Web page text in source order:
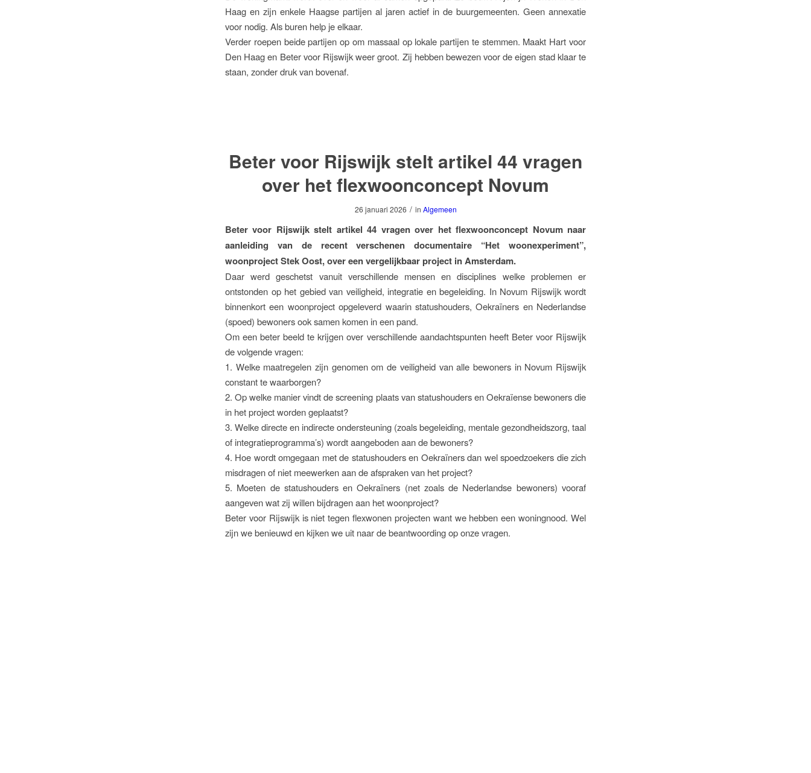
Haag en zijn enkele Haagse partijen al jaren actief in de buurgemeenten. Geen annexatie
voor nodig. Als buren help je elkaar.
Verder roepen beide partijen op om massaal op lokale partijen te stemmen. Maakt Hart voor
Den Haag en Beter voor Rijswijk weer groot. Zij hebben bewezen voor de eigen stad klaar te
staan, zonder druk van bovenaf.
Beter voor Rijswijk stelt artikel 44 vragen
over het flexwoonconcept Novum
26 januari 2026 / in Algemeen
Beter voor Rijswijk stelt artikel 44 vragen over het flexwoonconcept Novum naar
aanleiding van de recent verschenen documentaire “Het woonexperiment”,
woonproject Stek Oost, over een vergelijkbaar project in Amsterdam.
Daar werd geschetst vanuit verschillende mensen en disciplines welke problemen er
ontstonden op het gebied van veiligheid, integratie en begeleiding. In Novum Rijswijk wordt
binnenkort een woonproject opgeleverd waarin statushouders, Oekraïners en Nederlandse
(spoed) bewoners ook samen komen in een pand.
Om een beter beeld te krijgen over verschillende aandachtspunten heeft Beter voor Rijswijk
de volgende vragen:
1. Welke maatregelen zijn genomen om de veiligheid van alle bewoners in Novum Rijswijk
constant te waarborgen?
2. Op welke manier vindt de screening plaats van statushouders en Oekraïense bewoners die
in het project worden geplaatst?
3. Welke directe en indirecte ondersteuning (zoals begeleiding, mentale gezondheidszorg, taal
of integratieprogramma’s) wordt aangeboden aan de bewoners?
4. Hoe wordt omgegaan met de statushouders en Oekraïners dan wel spoedzoekers die zich
misdragen of niet meewerken aan de afspraken van het project?
5. Moeten de statushouders en Oekraïners (net zoals de Nederlandse bewoners) vooraf
aangeven wat zij willen bijdragen aan het woonproject?
Beter voor Rijswijk is niet tegen flexwonen projecten want we hebben een woningnood. Wel
zijn we benieuwd en kijken we uit naar de beantwoording op onze vragen.